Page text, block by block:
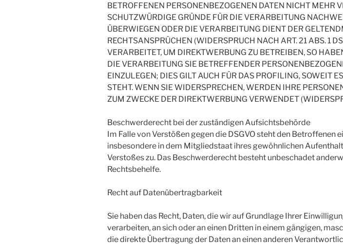
BETROFFENEN PERSONENBEZOGENEN DATEN NICHT MEHR
SCHUTZWÜRDIGE GRÜNDE FÜR DIE VERARBEITUNG
ÜBERWIEGEN ODER DIE VERARBEITUNG DIENT DER
RECHTSANSPRÜCHEN (WIDERSPRUCH NACH ART. 21 ABS. 1
VERARBEITET, UM DIREKTWERBUNG ZU BETREIBEN, SO
DIE VERARBEITUNG SIE BETREFFENDER
EINZULEGEN; DIES GILT AUCH FÜR DAS PROFILING, SOWEIT
STEHT. WENN SIE WIDERSPRECHEN, WERDEN IHRE
ZUM ZWECKE DER DIREKTWERBUNG VERWENDET
Beschwerderecht bei der zuständigen Aufsichtsbehörde
Im Falle von Verstößen gegen die DSGVO steht den
insbesondere in dem Mitgliedstaat ihres gewöhnlichen
Verstoßes zu. Das Beschwerderecht besteht unbeschadet
Rechtsbehelfe.
Recht auf Datenübertragbarkeit
Sie haben das Recht, Daten, die wir auf Grundlage Ihrer
verarbeiten, an sich oder an einen Dritten in einem gängigen,
die direkte Übertragung der Daten an einen anderen